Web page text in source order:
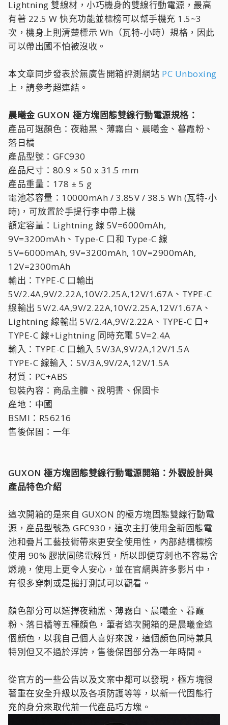
Lightning 雙線材，小巧機身的雙線行動電源，最高
有著 22.5 W 快充功能並標榜可以幫手機充 1.5~3
次，機身上則清楚標示 Wh（瓦特-小時）規格，因此
可以帶出國不怕被沒收。
本文章同步發表於無廣告開箱評測網站 PC Unboxing
上，請參考超連結。
晨曦金 GUXON 極方塊固態雙線行動電源規格：
產品可選顏色：夜釉黑、薄霧白、晨曦金、暮霞粉、
落日橘
產品型號：GFC930
產品尺寸：80.9 × 50 x 31.5 mm
產品重量：178 ± 5 g
電池芯容量：10000mAh / 3.85V / 38.5 Wh (瓦特-小
時)，可放置於手提行李中帶上機
額定容量：Lightning 線 5V=6000mAh,
9V=3200mAh、Type-C 口和 Type-C 線
5V=6000mAh, 9V=3200mAh, 10V=2900mAh,
12V=2300mAh
輸出：TYPE-C 口輸出
5V/2.4A,9V/2.22A,10V/2.25A,12V/1.67A、TYPE-C
線輸出 5V/2.4A,9V/2.22A,10V/2.25A,12V/1.67A、
Lightning 線輸出 5V/2.4A,9V/2.22A、TYPE-C 口+
TYPE-C 線+Lightning 同時充電 5V=2.4A
輸入：TYPE-C 口輸入 5V/3A,9V/2A,12V/1.5A
TYPE-C 線輸入：5V/3A,9V/2A,12V/1.5A
材質：PC+ABS
包裝內容：商品主體、說明書、保固卡
產地：中國
BSMI：R56216
售後保固：一年
GUXON 極方塊固態雙線行動電源開箱：外觀設計與
產品特色介紹
這次開箱的是來自 GUXON 的極方塊固態雙線行動電
源，產品型號為 GFC930，這次主打使用全新固態電
池和疊片工藝技術帶來更安全使用性，內部結構標榜
使用 90% 膠狀固態電解質，所以即便穿刺也不容易會
燃燒，使用上更令人安心，並在官網與許多影片中，
有很多穿刺或是搥打測試可以觀看。
顏色部分可以選擇夜釉黑、薄霧白、晨曦金、暮霞
粉、落日橘等五種顏色，筆者這次開箱的是晨曦金這
個顏色，以我自己個人喜好來說，這個顏色同時兼具
特別但又不過於浮誇，售後保固部分為一年時間。
從官方的一些公告以及文案中都可以發現，極方塊很
著重在安全升級以及各項防護等等，以新一代固態行
充的身分來取代前一代產品巧方塊。